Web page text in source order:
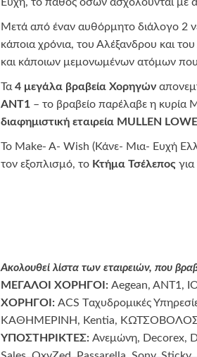
Μετά από έναν αυθόρμητο διάλογο 2
κάποια χρόνια, του Αλέξανδρου και
και κάποιων μεμονωμένων ατόμων
Τα 4 μεγάλα βραβεία Χορηγών
ΑΝΤ1 – το βραβείο παρέλαβε η κυρία
διαφημιστική εταιρεία MULLEN LOWE
Το Make- A- Wish (Κάνε- Μια- Ευχή
τον εξοπλισμό, το Κτήμα Τσέλεπος
Ακολουθεί λίστα των εταιρειών, που
ΜΕΓΑΛΟΙ ΧΟΡΗΓΟΙ: Aegean, ANT1,
ΧΟΡΗΓΟΙ: ACS Tαχυδρομικές
ΚΑΘΗΜΕΡΙΝΗ, Kentia, ΚΩΤΣΟΒΟΛΟΣ,
ΥΠΟΣΤΗΡΙΚΤΕΣ: Ανεμώνη, Decorex,